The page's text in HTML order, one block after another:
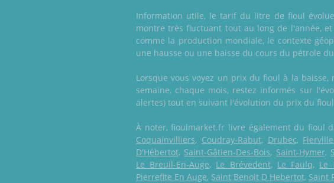
Information utile, le tarif du litre de fioul
montre très fluctuant tout au long de l'année,
comme la production mondiale, le contexte
une hausse ou une baisse du cours du pétrole
Lorsque vous voyez un prix du fioul à la
semaine, chaque mois, restez informés sur
alertes) tout en suivant l'évolution du prix du
À noter, fioulmarket.fr livre également du fioul
Coquainvilliers, Coudray-Rabut, Drubec,
D'Hébertot, Saint-Gâtien-Des-Bois, Saint-Hymer,
Le Breuil-En-Auge, Le Brévedent, Le Faulq, Le
Pierrefite En Auge, Saint Benoit D Hebertot, Saint